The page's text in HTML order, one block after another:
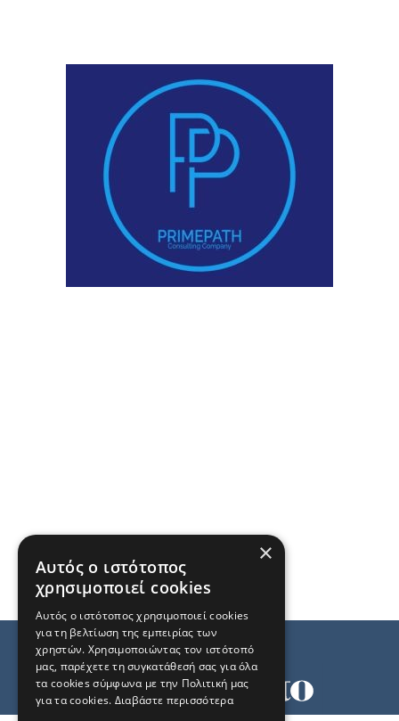
×
Αυτός ο ιστότοπος
χρησιμοποιεί cookies
Αυτός ο ιστότοπος χρησιμοποιεί cookies
για τη βελτίωση της εμπειρίας των
χρηστών. Χρησιμοποιώντας τον ιστότοπό
μας, παρέχετε τη συγκατάθεσή σας για όλα
τα cookies σύμφωνα με την Πολιτική μας
για τα cookies. Διαβάστε περισσότερα